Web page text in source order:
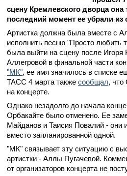
сцену Кремлевского дворца
последний момент ее убрали из
Артистка должна была вместе с
исполнить песню "Просто любить
была выйти на сцену после Игоря
Аллегровой в финальной части
"МК", ее имя значилось в списке
ТАСС 4 марта также сообщал, что
на концерте.
Однако незадолго до начала
Орбакайте было отменено. Ее
Майданов и Таисия Повалий - они
вместо запланированной одной.
"МК" связывает эту ситуацию с
артистки - Аллы Пугачевой.
от организаторов концерта не